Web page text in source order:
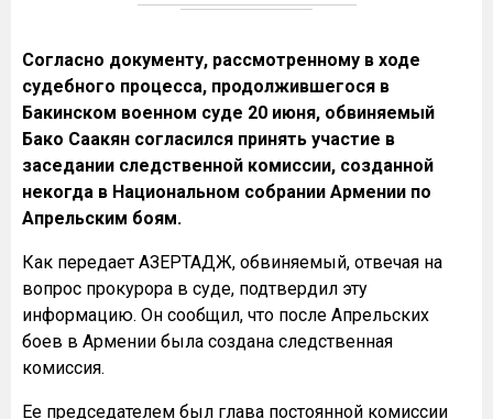
Согласно документу, рассмотренному в ходе
судебного процесса, продолжившегося в
Бакинском военном суде 20 июня, обвиняемый
Бако Саакян согласился принять участие в
заседании следственной комиссии, созданной
некогда в Национальном собрании Армении по
Апрельским боям.
Как передает АЗЕРТАДЖ, обвиняемый, отвечая на
вопрос прокурора в суде, подтвердил эту
информацию. Он сообщил, что после Апрельских
боев в Армении была создана следственная
комиссия.
Ее председателем был глава постоянной комиссии